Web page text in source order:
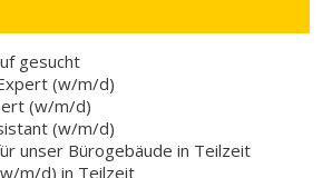
gesucht
(w/m/d)
(w/m/d)
(w/m/d)
unser Bürogebäude in Teilzeit
m/d) in Teilzeit